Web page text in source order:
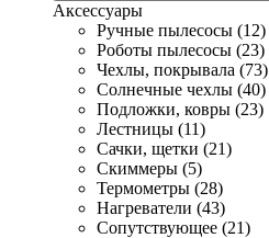
Аксессуары
Ручные пылесосы (12)
Роботы пылесосы (23)
Чехлы, покрывала (73)
Солнечные чехлы (40)
Подложки, ковры (23)
Лестницы (11)
Сачки, щетки (21)
Скиммеры (5)
Термометры (28)
Нагреватели (43)
Сопутствующее (21)